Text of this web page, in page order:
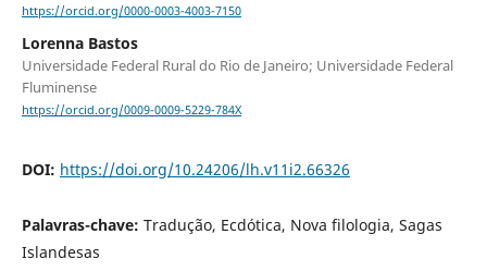
https://orcid.org/0000-0003-4003-7150
Lorenna Bastos
Universidade Federal Rural do Rio de Janeiro; Universidade Federal
Fluminense
https://orcid.org/0009-0009-5229-784X
DOI: https://doi.org/10.24206/lh.v11i2.66326
Palavras-chave: Tradução, Ecdótica, Nova filologia, Sagas
Islandesas